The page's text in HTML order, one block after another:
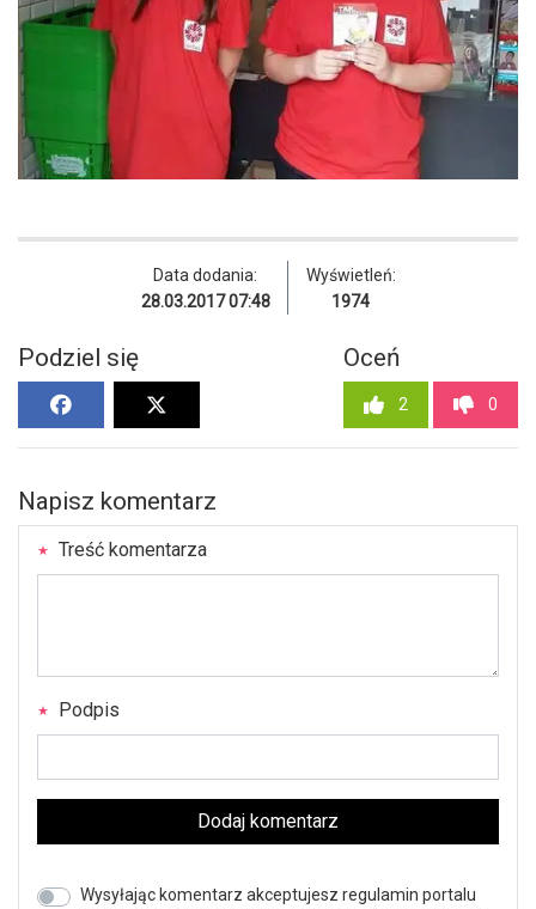
Data dodania:
28.03.2017 07:48
Wyświetleń:
1974
Podziel się Oceń
2 0
Napisz komentarz
Treść komentarza
Podpis
Dodaj komentarz
Wysyłając komentarz akceptujesz regulamin portalu